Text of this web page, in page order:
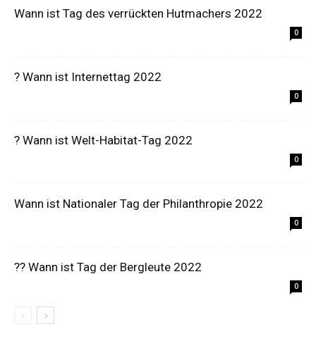
Wann ist Tag des verrückten Hutmachers 2022
0
? Wann ist Internettag 2022
0
? Wann ist Welt-Habitat-Tag 2022
0
Wann ist Nationaler Tag der Philanthropie 2022
0
?‍? Wann ist Tag der Bergleute 2022
0